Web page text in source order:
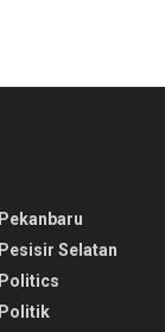
Pekanbaru
Pesisir Selatan
Politics
Politik